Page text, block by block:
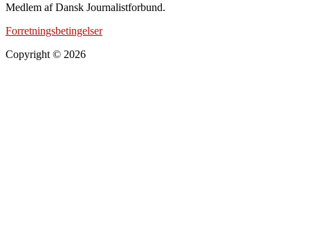
hjemmeside
Medlem af Dansk Journalistforbund.
Forretningsbetingelser
Copyright © 2026